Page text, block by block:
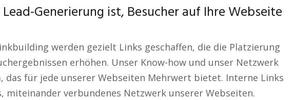
Generierung ist, Besucher auf Ihre Webseite
werden gezielt Links geschaffen, die die Platzierung
erhöhen. Unser Know-how und unser Netzwerk
das für jede unserer Webseiten Mehrwert bietet. Interne Links
miteinander verbundenes Netzwerk unserer Webseiten.